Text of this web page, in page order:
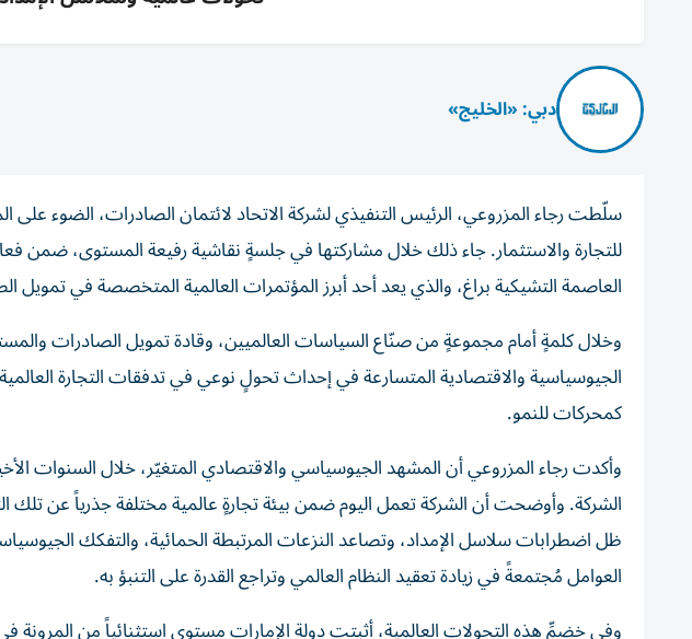
دبي: «الخليج»
سلّطت رجاء المزروعي، الرئيس التنفيذي لشركة الاتحاد لائتمان الصادرات، الضوء على
العاصمة التشيكية براغ، والذي يعد أحد أبرز المؤتمرات العالمية المتخصصة في تمويل
وخلال كلمةٍ أمام مجموعةٍ من صنّاع السياسات العالميين، وقادة تمويل الصادرات
الجيوسياسية والاقتصادية المتسارعة في إحداث تحولٍ نوعي في تدفقات التجارة
كمحركات للنمو.
وأكدت رجاء المزروعي أن المشهد الجيوسياسي والاقتصادي المتغيّر، خلال السنوات
ظل اضطرابات سلاسل الإمداد، وتصاعد النزعات المرتبطة الحمائية، والتفكك
العوامل مُجتمعةً في زيادة تعقيد النظام العالمي وتراجع القدرة على التنبؤ به.